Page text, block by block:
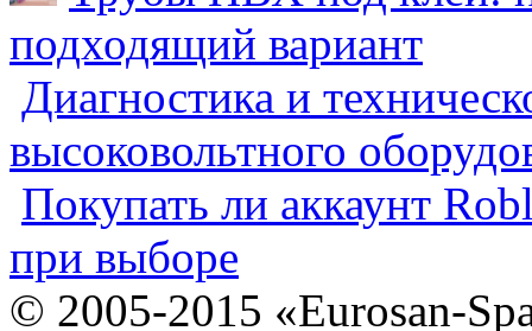
подходящий вариант
Диагностика и
высоковольтного
Покупать ли аккаунт
при выборе
© 2005-2015 «Eurosan-